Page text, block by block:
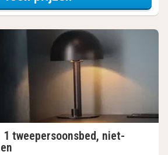
1 tweepersoonsbed, niet-